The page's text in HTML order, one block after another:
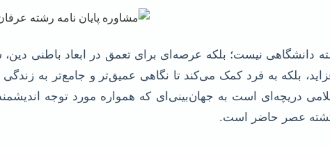
دانشگاهی نیست؛ بلکه عرصه‌ای برای تعمق در ابعاد باطنی
بلکه به فرد کمک می‌کند تا نگاهی عمیق‌تر و جامع‌تر به
دریچه‌ای است به جهان‌بینی‌ای که همواره مورد توجه
عصر حاضر است.